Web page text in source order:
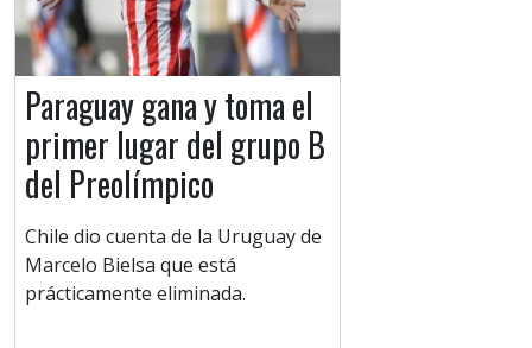
Paraguay gana y toma el
primer lugar del grupo B
del Preolímpico
Chile dio cuenta de la Uruguay de
Marcelo Bielsa que está
prácticamente eliminada.